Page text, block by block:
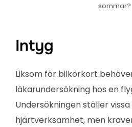
sommar?
Intyg
Liksom för bilkörkort
läkarundersökning hos en
Undersökningen ställer
hjärtverksamhet, men